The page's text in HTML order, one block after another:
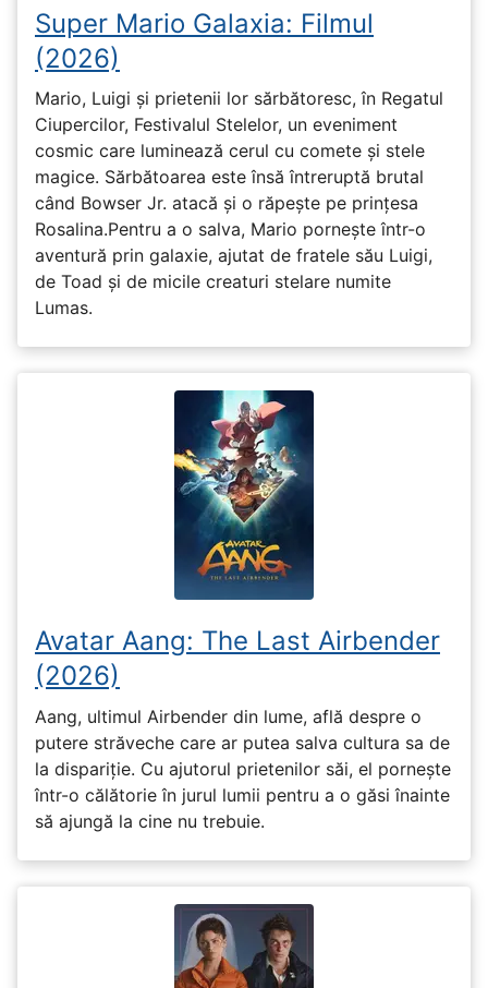
Super Mario Galaxia: Filmul
(2026)
Mario, Luigi și prietenii lor sărbătoresc, în Regatul
Ciupercilor, Festivalul Stelelor, un eveniment
cosmic care luminează cerul cu comete și stele
magice. Sărbătoarea este însă întreruptă brutal
când Bowser Jr. atacă și o răpește pe prinţesa
Rosalina.Pentru a o salva, Mario pornește într-o
aventură prin galaxie, ajutat de fratele său Luigi,
de Toad și de micile creaturi stelare numite
Lumas.
Avatar Aang: The Last Airbender
(2026)
Aang, ultimul Airbender din lume, află despre o
putere străveche care ar putea salva cultura sa de
la dispariție. Cu ajutorul prietenilor săi, el pornește
într-o călătorie în jurul lumii pentru a o găsi înainte
să ajungă la cine nu trebuie.